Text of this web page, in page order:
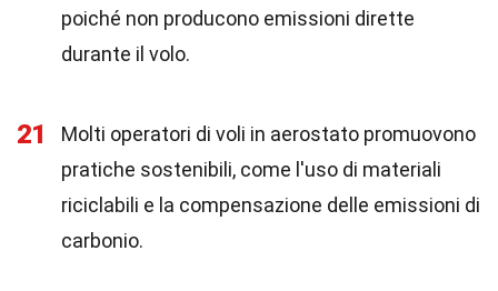
poiché non producono emissioni dirette
durante il volo.
21
Molti operatori di voli in aerostato promuovono
pratiche sostenibili, come l'uso di materiali
riciclabili e la compensazione delle emissioni di
carbonio.